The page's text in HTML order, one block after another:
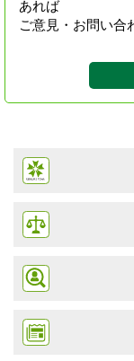
あれば
ご意見・お問い合